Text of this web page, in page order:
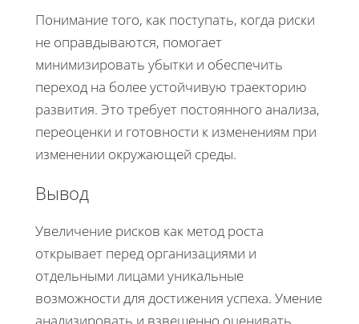
Понимание того, как поступать, когда риски
не оправдываются, помогает
минимизировать убытки и обеспечить
переход на более устойчивую траекторию
развития. Это требует постоянного анализа,
переоценки и готовности к изменениям при
изменении окружающей среды.
Вывод
Увеличение рисков как метод роста
открывает перед организациями и
отдельными лицами уникальные
возможности для достижения успеха. Умение
анализировать и взвешенно оценивать